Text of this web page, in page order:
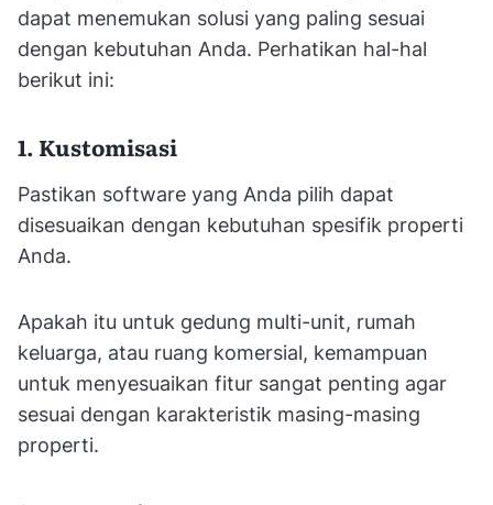
dapat menemukan solusi yang paling sesuai
dengan kebutuhan Anda. Perhatikan hal-hal
berikut ini:
1. Kustomisasi
Pastikan software yang Anda pilih dapat
disesuaikan dengan kebutuhan spesifik properti
Anda.
Apakah itu untuk gedung multi-unit, rumah
keluarga, atau ruang komersial, kemampuan
untuk menyesuaikan fitur sangat penting agar
sesuai dengan karakteristik masing-masing
properti.